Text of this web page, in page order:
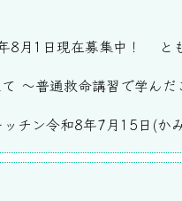
8月1日現在募集中！
と
～普通救命講習で学んだ
チン令和8年7月15日(か